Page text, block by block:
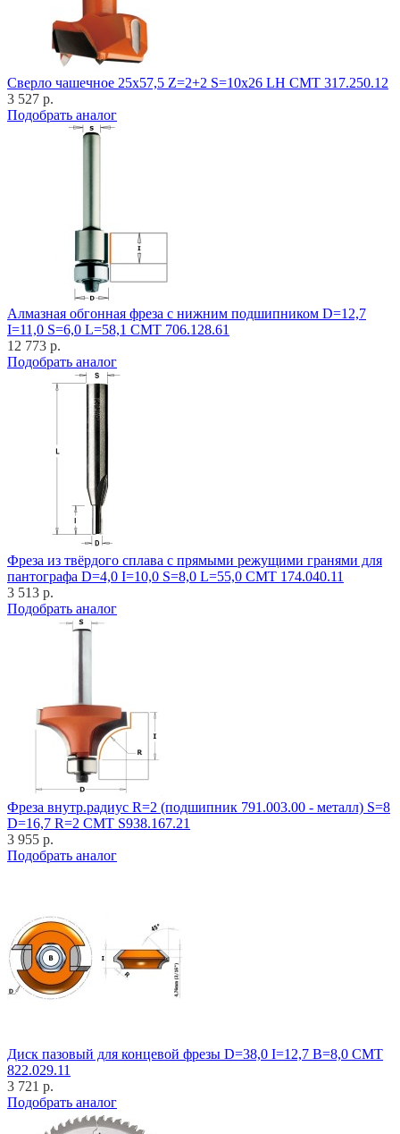
Cверло чашечное 25x57,5 Z=2+2 S=10x26 LH CMT 317.250.12
3 527 р.
Подобрать аналог
Алмазная обгонная фреза с нижним подшипником D=12,7
I=11,0 S=6,0 L=58,1 CMT 706.128.61
12 773 р.
Подобрать аналог
Фреза из твёрдого сплава с прямыми режущими гранями для
пантографа D=4,0 I=10,0 S=8,0 L=55,0 CMT 174.040.11
3 513 р.
Подобрать аналог
Фреза внутр.радиус R=2 (подшипник 791.003.00 - металл) S=8
D=16,7 R=2 CMT S938.167.21
3 955 р.
Подобрать аналог
Диск пазовый для концевой фрезы D=38,0 I=12,7 B=8,0 CMT
822.029.11
3 721 р.
Подобрать аналог